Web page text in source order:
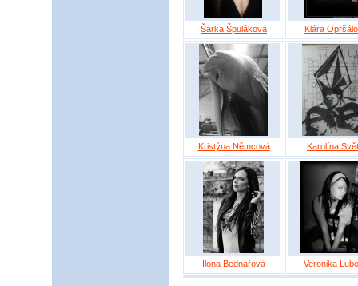
Šárka Špuláková Klára
Kristýna Němcová Karolína
Ilona Bednářová Veronika